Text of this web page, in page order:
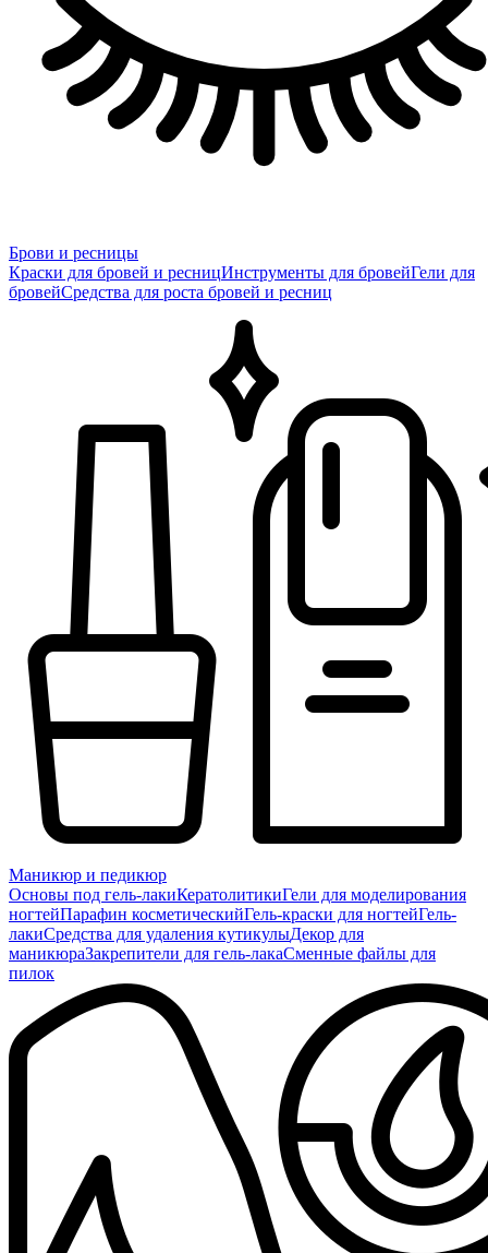
Брови и ресницы
Краски для бровей и ресницИнструменты для бровейГели для
бровейСредства для роста бровей и ресниц
Маникюр и педикюр
Основы под гель-лакиКератолитикиГели для моделирования
ногтейПарафин косметическийГель-краски для ногтейГель-
лакиСредства для удаления кутикулыДекор для
маникюраЗакрепители для гель-лакаСменные файлы для
пилок